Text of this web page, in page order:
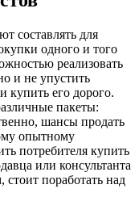
составлять для
одного и того
реализовать
и не упустить
купить его дорого.
пакеты:
шансы продать
опытному
потребителя купить
или консультанта
стоит поработать над